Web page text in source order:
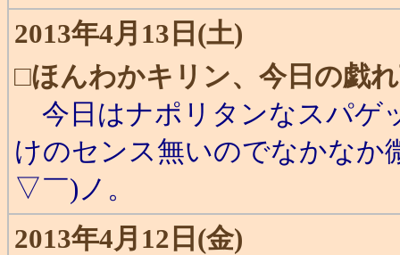
2013年4月13日(土)
□ほんわかキリン、今日の戯
今日はナポリタンなスパゲ
けのセンス無いのでなかなか
▽￣)ノ。
2013年4月12日(金)